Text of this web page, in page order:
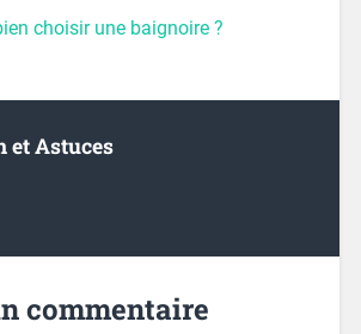
choisir une baignoire ?
et Astuces
commentaire